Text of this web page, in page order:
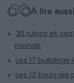
À lire
30 ruines et
monde
Les 17
Les 13 tours